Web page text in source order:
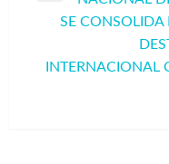
entradas
anterior
Entrada
SE
INTERNACIONAL